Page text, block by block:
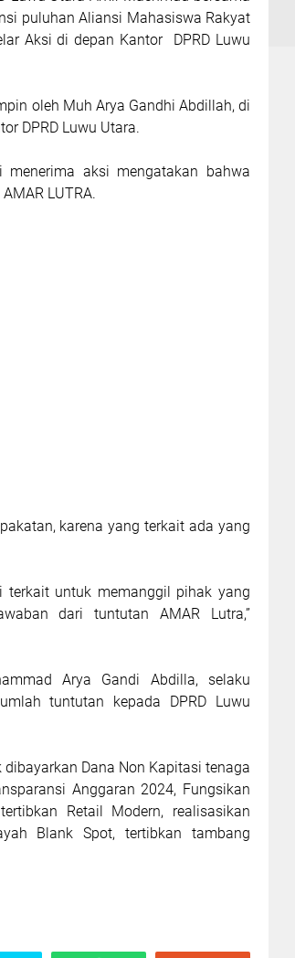
puluhan Aliansi Mahasiswa Rakyat
Aksi di depan Kantor DPRD Luwu
oleh Muh Arya Gandhi Abdillah, di
DPRD Luwu Utara.
aksi mengatakan bahwa
LUTRA.
karena yang terkait ada yang
untuk memanggil pihak yang
dari tuntutan AMAR Lutra,”
Arya Gandi Abdilla, selaku
tuntutan kepada DPRD Luwu
Dana Non Kapitasi tenaga
Anggaran 2024, Fungsikan
Retail Modern, realisasikan
Blank Spot, tertibkan tambang